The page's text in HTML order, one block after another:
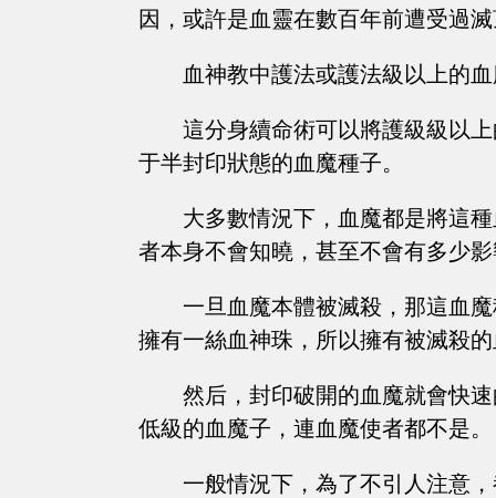
因，或許是血靈在數百年前遭受過
血神教中護法或護法級以上的
這分身續命術可以將護級級以
于半封印狀態的血魔種子。
大多數情況下，血魔都是將這
者本身不會知曉，甚至不會有多少
一旦血魔本體被滅殺，那這血
擁有一絲血神珠，所以擁有被滅殺
然后，封印破開的血魔就會快
低級的血魔子，連血魔使者都不是。
一般情況下，為了不引人注意